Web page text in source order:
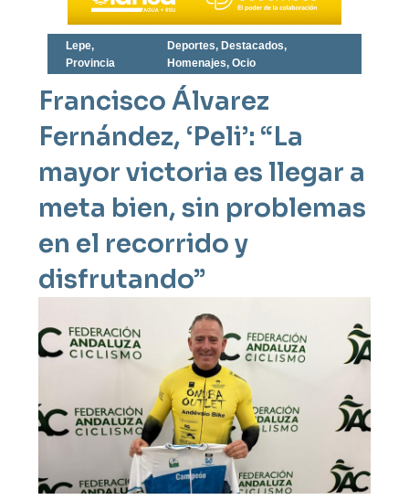
Lepe,
Provincia
Deportes, Destacados,
Homenajes, Ocio
Francisco Álvarez
Fernández, ‘Peli’: “La
mayor victoria es llegar a
meta bien, sin problemas
en el recorrido y
disfrutando”